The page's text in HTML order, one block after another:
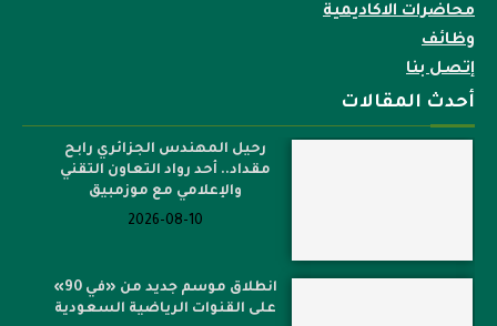
محاضرات الاكاديمية
وظائف
إتصل بنا
أحدث المقالات
رحيل المهندس الجزائري رابح
مقداد.. أحد رواد التعاون التقني
والإعلامي مع موزمبيق
2026-08-10
انطلاق موسم جديد من «في 90»
على القنوات الرياضية السعودية